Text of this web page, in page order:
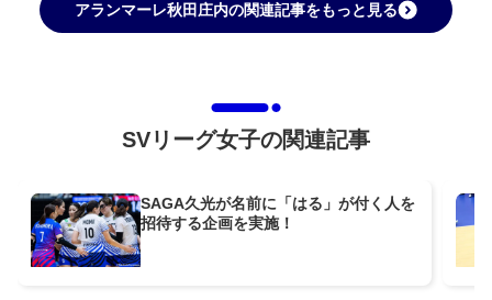
アランマーレ秋田庄内の関連記事をもっと見る
SVリーグ女子の関連記事
SAGA久光が名前に「はる」が付く人を
招待する企画を実施！